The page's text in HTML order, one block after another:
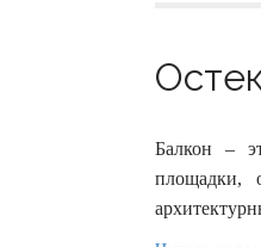
Балкон –
площадки,